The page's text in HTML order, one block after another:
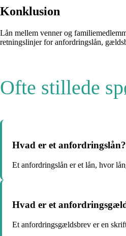
Konklusion
Lån mellem venner og
retningslinjer for anfordringslån,
Ofte stillede
Hvad er et anfordringslån?
Et anfordringslån er et lån, hvor
Hvad er et
Et anfordringsgældsbrev er en